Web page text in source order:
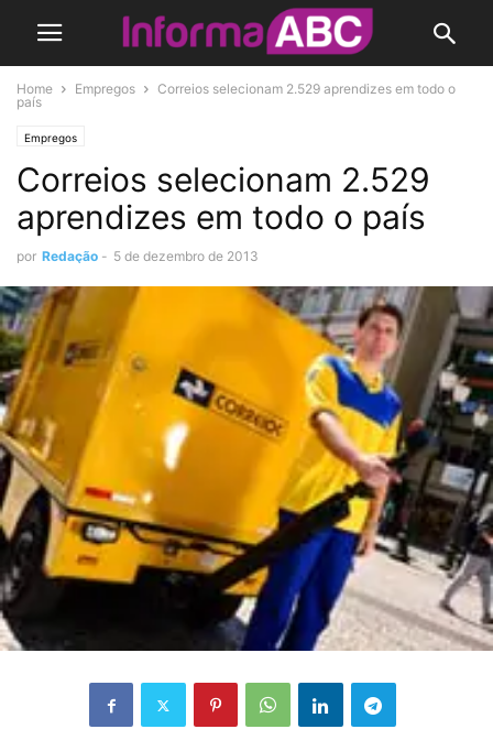
Home Empregos
Correios selecionam 2.529 aprendizes em todo o
país
Empregos
Correios selecionam 2.529
aprendizes em todo o país
por Redação - 5 de dezembro de 2013